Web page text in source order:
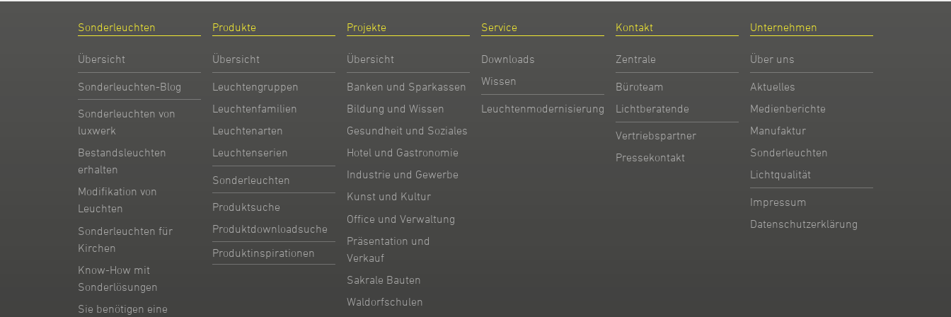
Sonderleuchten
Übersicht
Sonderleuchten-Blog
Sonderleuchten von
luxwerk
Bestandsleuchten
erhalten
Modifikation von
Leuchten
Sonderleuchten für
Kirchen
Know-How mit
Sonderlösungen
Sie benötigen eine
Produkte
Übersicht
Leuchtengruppen
Leuchtenfamilien
Leuchtenarten
Leuchtenserien
Sonderleuchten
Produktsuche
Produktdownloadsuche
Produktinspirationen
Projekte
Übersicht
Banken und Sparkassen
Bildung und Wissen
Gesundheit und Soziales
Hotel und Gastronomie
Industrie und Gewerbe
Kunst und Kultur
Office und Verwaltung
Präsentation und
Verkauf
Sakrale Bauten
Waldorfschulen
Service
Downloads
Wissen
Leuchtenmodernisierung
Kontakt
Zentrale
Büroteam
Lichtberatende
Vertriebspartner
Pressekontakt
Unternehmen
Über uns
Aktuelles
Medienberichte
Manufaktur
Sonderleuchten
Lichtqualität
Impressum
Datenschutzerklärung